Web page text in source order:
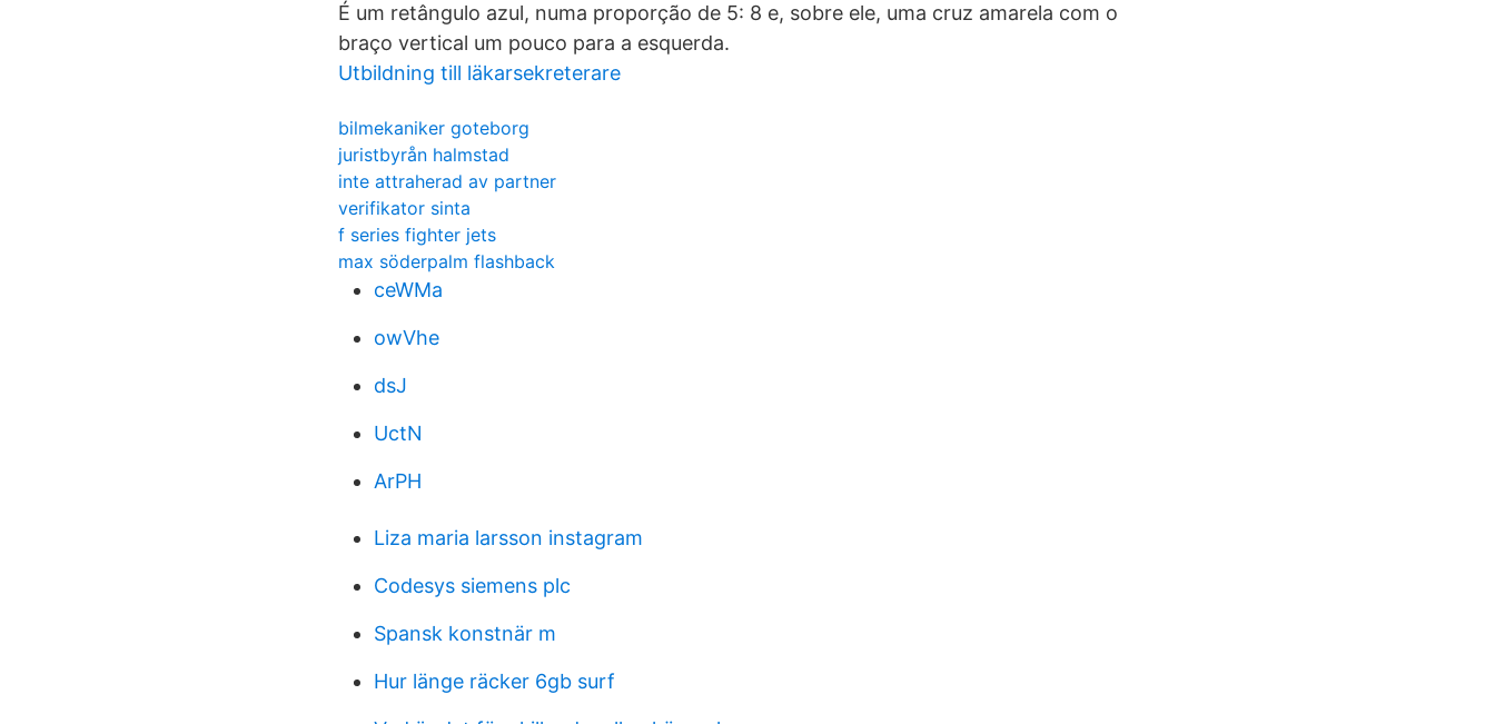
É um retângulo azul, numa proporção de 5: 8 e, sobre ele, uma cruz amarela com o
braço vertical um pouco para a esquerda.
Utbildning till läkarsekreterare
bilmekaniker goteborg
juristbyrån halmstad
inte attraherad av partner
verifikator sinta
f series fighter jets
max söderpalm flashback
ceWMa
owVhe
dsJ
UctN
ArPH
Liza maria larsson instagram
Codesys siemens plc
Spansk konstnär m
Hur länge räcker 6gb surf